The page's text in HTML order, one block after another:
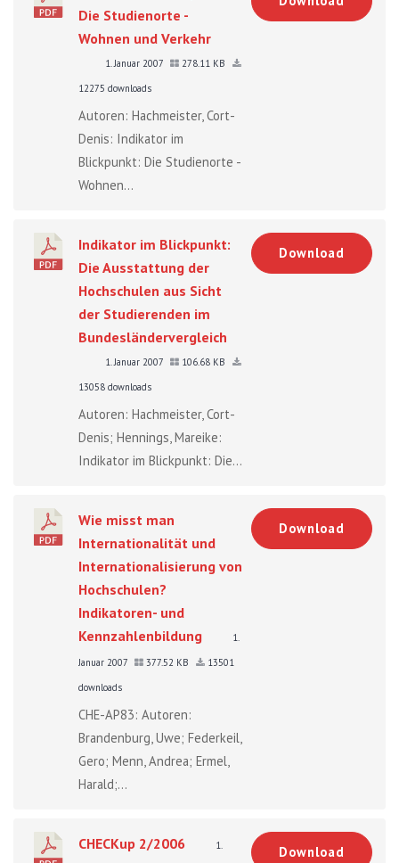
Die Studienorte -
Wohnen und Verkehr
1. Januar 2007
278.11 KB
12275 downloads
Autoren: Hachmeister, Cort-
Denis: Indikator im
Blickpunkt: Die Studienorte -
Wohnen...
Indikator im Blickpunkt:
Die Ausstattung der
Hochschulen aus Sicht
der Studierenden im
Bundesländervergleich
1. Januar 2007
106.68 KB
13058 downloads
Autoren: Hachmeister, Cort-
Denis; Hennings, Mareike:
Indikator im Blickpunkt: Die...
Download
Wie misst man
Internationalität und
Internationalisierung von
Hochschulen?
Indikatoren- und
Kennzahlenbildung
1.
Januar 2007
377.52 KB
13501
downloads
CHE-AP83: Autoren:
Brandenburg, Uwe; Federkeil,
Gero; Menn, Andrea; Ermel,
Harald;...
Download
CHECKup 2/2006 1. Download